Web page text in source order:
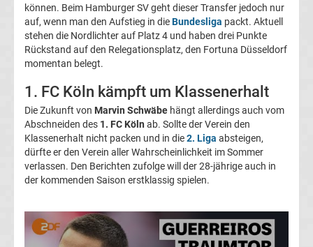
Nürnberg
Transfergerüchte
FC
Saarbrücken
Transfergerüchte
1.
können. Beim Hamburger SV geht dieser Transfer jedoch nur
auf, wenn man den Aufstieg in dieBundesliga packt. Aktuell
stehen die Nordlichter auf Platz 4 und haben drei Punkte
Rückstand auf den Relegationsplatz, den Fortuna Düsseldorf
momentan belegt.
1. FC Köln kämpft um Klassenerhalt
Die Zukunft von Marvin Schwäbe hängt allerdings auch vom
Abschneiden des 1. FC Köln ab. Sollte der Verein den
Klassenerhalt nicht packen und in die2. Liga absteigen,
dürfte er den Verein aller Wahrscheinlichkeit im Sommer
verlassen. Den Berichten zufolge will der 28-jährige auch in
der kommenden Saison erstklassig spielen.